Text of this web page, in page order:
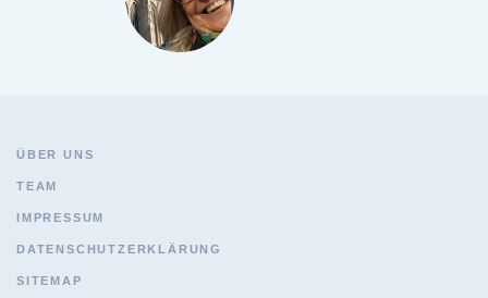
ÜBER UNS
TEAM
IMPRESSUM
DATENSCHUTZERKLÄRUNG
SITEMAP